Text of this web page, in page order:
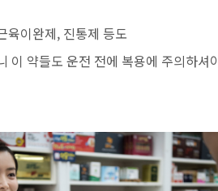
육이완제, 진통제 등도
이 약들도 운전 전에 복용에 주의하셔